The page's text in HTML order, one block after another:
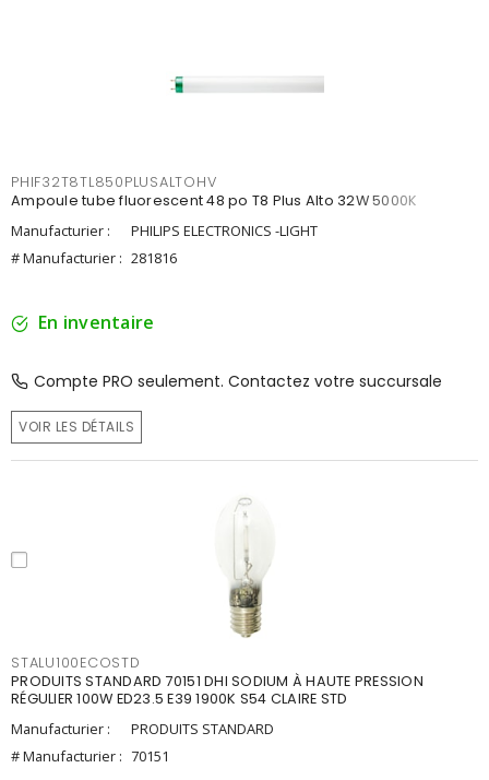
PHIF32T8TL850PLUSALTOHV
Ampoule tube fluorescent 48 po T8 Plus Alto 32W 5000K
Manufacturier :
PHILIPS ELECTRONICS -LIGHT
# Manufacturier : 281816
En inventaire
Compte PRO seulement. Contactez votre succursale
VOIR LES DÉTAILS
STALU100ECOSTD
PRODUITS STANDARD 70151 DHI SODIUM À HAUTE PRESSION
RÉGULIER 100W ED23.5 E39 1900K S54 CLAIRE STD
Manufacturier :
PRODUITS STANDARD
# Manufacturier : 70151